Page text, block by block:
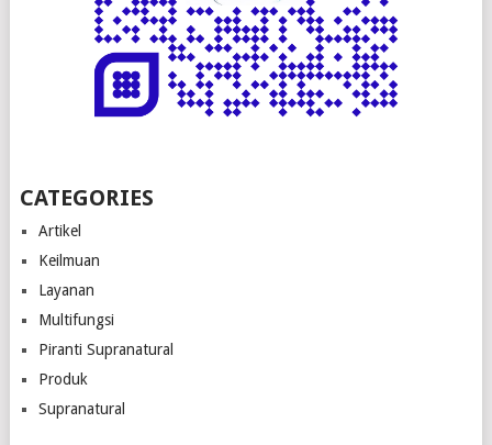
CATEGORIES
Artikel
Keilmuan
Layanan
Multifungsi
Piranti Supranatural
Produk
Supranatural